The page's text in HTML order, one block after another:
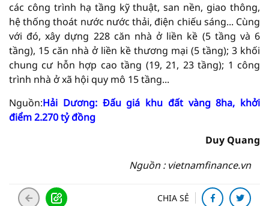
các công trình hạ tầng kỹ thuật, san nền, giao thông,
hệ thống thoát nước nước thải, điện chiếu sáng... Cùng
với đó, xây dựng 228 căn nhà ở liền kề (5 tầng và 6
tầng), 15 căn nhà ở liền kề thương mại (5 tầng); 3 khối
chung cư hỗn hợp cao tầng (19, 21, 23 tầng); 1 công
trình nhà ở xã hội quy mô 15 tầng...
Nguồn:Hải Dương: Đấu giá khu đất vàng 8ha, khởi
điểm 2.270 tỷ đồng
Duy Quang
Nguồn : vietnamfinance.vn
CHIA SẺ